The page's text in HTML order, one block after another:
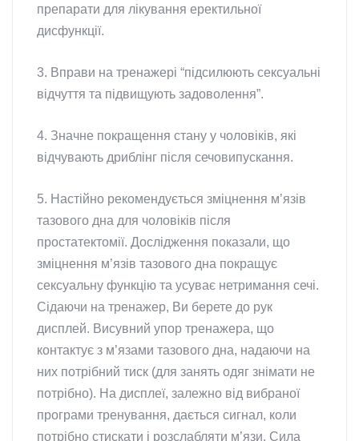
препарати для лікування еректильної
дисфункції.
3. Вправи на тренажері “підсилюють сексуальні
відчуття та підвищують задоволення”.
4. Значне покращення стану у чоловіків, які
відчувають дриблінг після сечовипускання.
5. Настійно рекомендується зміцнення м’язів
тазового дна для чоловіків після
простатектомії. Дослідження показали, що
зміцнення м’язів тазового дна покращує
сексуальну функцію та усуває нетримання сечі.
Сідаючи на тренажер, Ви берете до рук
дисплей. Висувний упор тренажера, що
контактує з м’язами тазового дна, надаючи на
них потрібний тиск (для занять одяг знімати не
потрібно). На дисплеї, залежно від вибраної
програми тренування, дається сигнал, коли
потрібно стискати і розслабляти м’язи. Сила